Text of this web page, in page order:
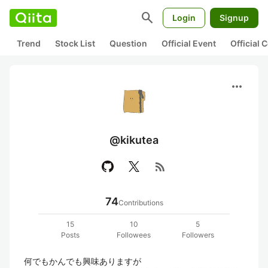
search Login Signup
Trend Stock List Question Official Event Official
more_horiz
@kikutea
rss_feed
74Contributions
15
Posts
10
Followees
5
Followers
何でもかんでも興味ありますが